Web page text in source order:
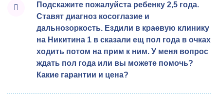
Подскажите пожалуйста ребенку 2,5 года.
Ставят диагноз косоглазие и
дальнозоркость. Ездили в краевую клинику
на Никитина 1 в сказали ещ пол года в очках
ходить потом на прим к ним. У меня вопрос
ждать пол года или вы можете помочь?
Какие гарантии и цена?